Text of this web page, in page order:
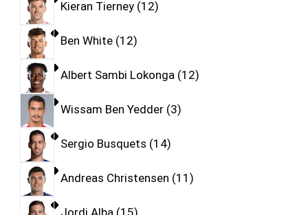
Kieran Tierney 12
Ben White 12
Albert Sambi Lokonga 12
Wissam Ben Yedder 3
Sergio Busquets 14
Andreas Christensen 11